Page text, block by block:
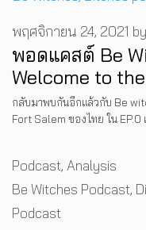
พอดแคสต์ Be
Welcome to
พฤศจิกายน 24, 2021 by
กลับมาพบกันอีกแล้วกับ Be
Fort Salem ของไทย ใน EP.0 เ
Categories
Podcast, Analysis
Tags
Be Witches Podcast,
Podcast